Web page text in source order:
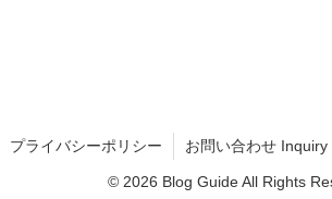
プライバシーポリシー お問い合わせ Inquiry
© 2026 Blog Guide All Rights